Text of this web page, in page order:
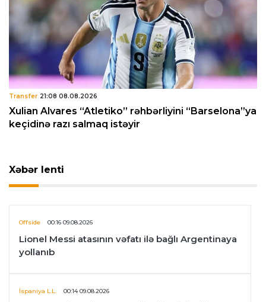
Transfer 21:08 08.08.2026
Xulian Alvares “Atletiko” rəhbərliyini “Barselona”ya
keçidinə razı salmaq istəyir
Xəbər lenti
Offside 00:16 09.08.2026
Lionel Messi atasının vəfatı ilə bağlı Argentinaya
yollanıb
İspaniya L.L. 00:14 09.08.2026